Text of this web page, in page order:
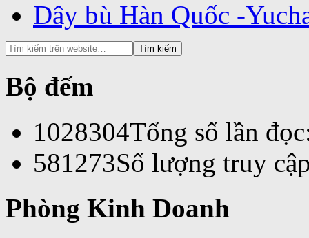
Dây bù Hàn Quốc -
Bộ đếm
1028304Tổng số lần
581273Số lượng truy
Phòng Kinh Doanh